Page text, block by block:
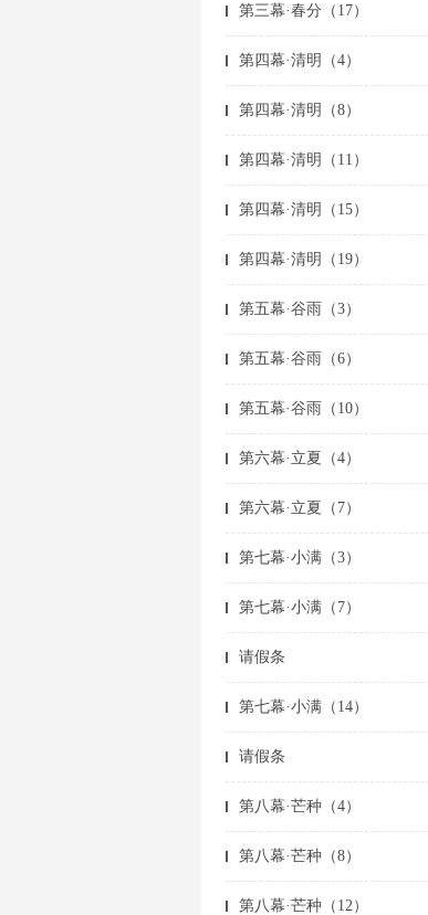
第三幕·春分（17）
第四幕·清明（4）
第四幕·清明（8）
第四幕·清明（11）
第四幕·清明（15）
第四幕·清明（19）
第五幕·谷雨（3）
第五幕·谷雨（6）
第五幕·谷雨（10）
第六幕·立夏（4）
第六幕·立夏（7）
第七幕·小满（3）
第七幕·小满（7）
请假条
第七幕·小满（14）
请假条
第八幕·芒种（4）
第八幕·芒种（8）
第八幕·芒种（12）